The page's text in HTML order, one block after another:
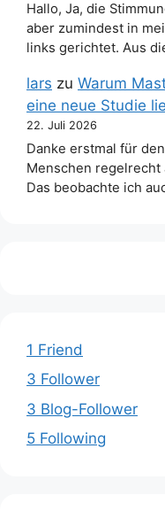
Hallo, Ja, die
aber zumindest in
links gerichtet. Aus
lars zu Warum
eine neue Studie
22. Juli 2026
Danke erstmal für
Menschen regelrecht
Das beobachte ich
1 Friend
3 Follower
3 Blog-Follower
5 Following